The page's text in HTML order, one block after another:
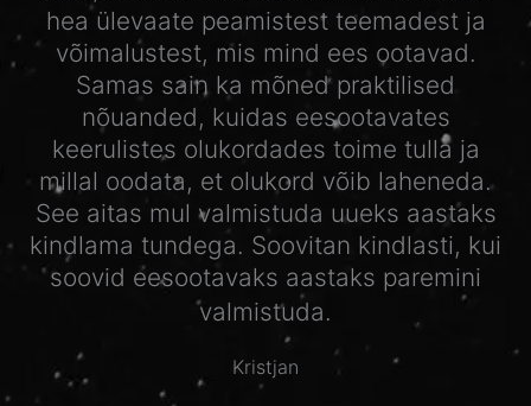
hea ülevaate peamistest teemadest ja
võimalustest, mis mind ees ootavad.
Samas sain ka mõned praktilised
nõuanded, kuidas eesootavates
keerulistes olukordades toime tulla ja
millal oodata, et olukord võib laheneda.
See aitas mul valmistuda uueks aastaks
kindlama tundega. Soovitan kindlasti, kui
soovid eesootavaks aastaks paremini
valmistuda.
Kristjan